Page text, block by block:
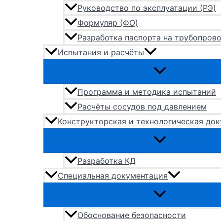
Руководство по эксплуатации (РЭ)
Формуляр (ФО)
Разработка паспорта на
Испытания и расчёты
Программа и методика испытаний
Расчёты сосудов под давлением
Конструкторская и технологическая
Разработка КД
Специальная документация
Обоснование безопасности